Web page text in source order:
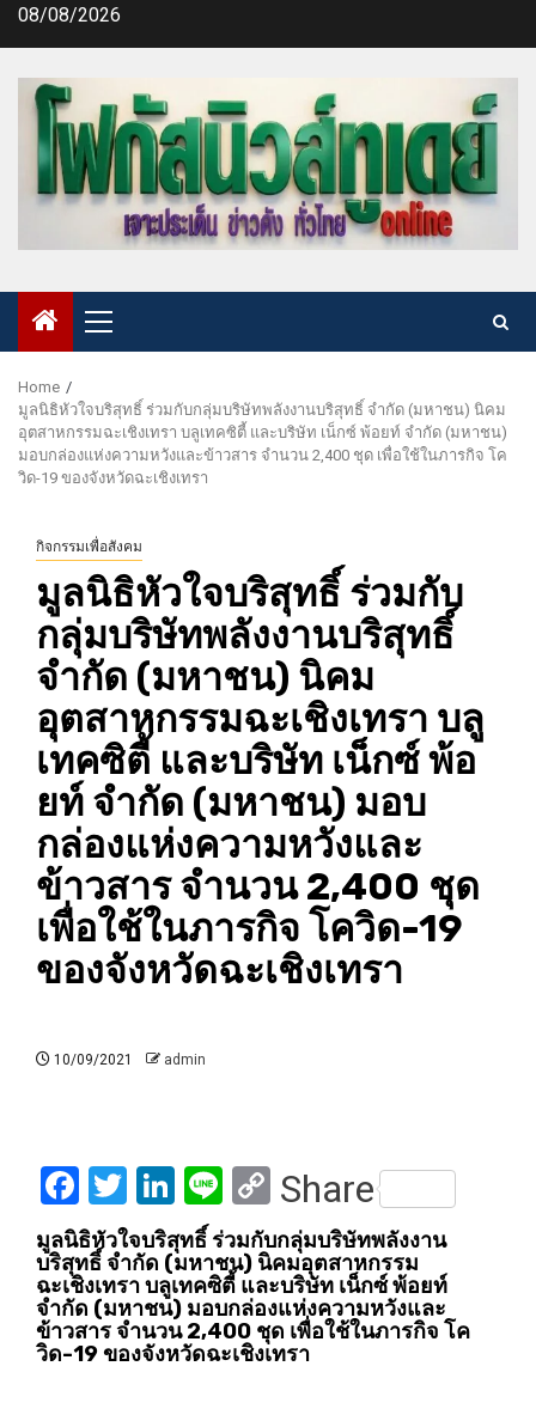
Skip08/08/2026
Primary
Menu
Home
มูลนิธิหัวใจบริสุทธิ์ ร่วมกับกลุ่มบริษัทพลังงานบริสุทธิ์ จำกัด (มหาชน) นิคม
อุตสาหกรรมฉะเชิงเทรา บลูเทคซิตี้ และบริษัท เน็กซ์ พ้อยท์ จำกัด (มหาชน)
มอบกล่องแห่งความหวังและข้าวสาร จำนวน 2,400 ชุด เพื่อใช้ในภารกิจ โค
วิด-19 ของจังหวัดฉะเชิงเทรา
กิจกรรมเพื่อสังคม
มูลนิธิหัวใจบริสุทธิ์ ร่วมกับ
กลุ่มบริษัทพลังงานบริสุทธิ์
จำกัด (มหาชน) นิคม
อุตสาหกรรมฉะเชิงเทรา บลู
เทคซิตี้ และบริษัท เน็กซ์ พ้อ
ยท์ จำกัด (มหาชน) มอบ
กล่องแห่งความหวังและ
ข้าวสาร จำนวน 2,400 ชุด
เพื่อใช้ในภารกิจ โควิด-19
ของจังหวัดฉะเชิงเทรา
10/09/2021 admin
Facebook
Twitter
LinkedIn
LineCopy
Link
Share
มูลนิธิหัวใจบริสุทธิ์ ร่วมกับกลุ่มบริษัทพลังงาน
บริสุทธิ์ จำกัด (มหาชน) นิคมอุตสาหกรรม
ฉะเชิงเทรา บลูเทคซิตี้ และบริษัท เน็กซ์ พ้อยท์
จำกัด (มหาชน) มอบกล่องแห่งความหวังและ
ข้าวสาร จำนวน 2,400 ชุด เพื่อใช้ในภารกิจ โค
วิด-19 ของจังหวัดฉะเชิงเทรา